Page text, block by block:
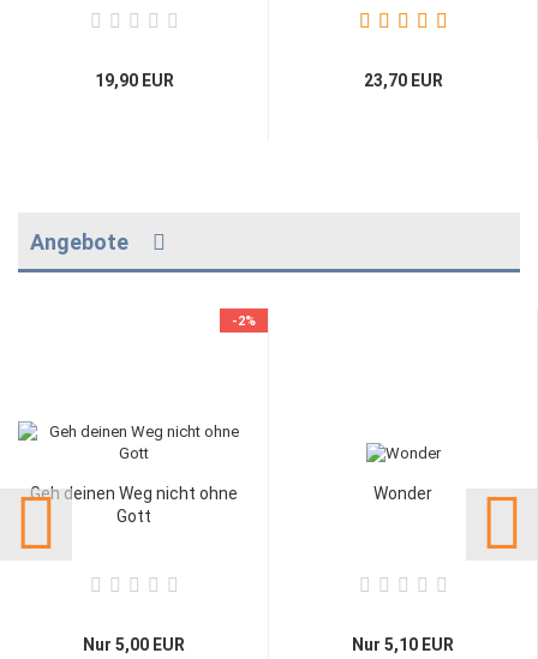
19,90 EUR 23,70 EUR
Angebote
-2%
Geh deinen Weg nicht ohne
Gott
Nur 5,00 EUR
Wonder
Nur 5,10 EUR